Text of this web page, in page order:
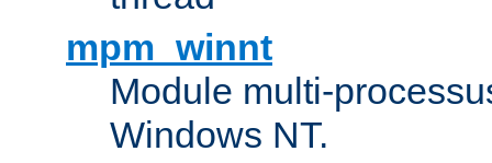
mpm_winnt
Module multi-
Windows NT.